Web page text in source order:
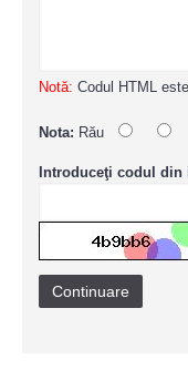
Notă: Codul HTML
Nota: Rău
Introduceţi codul din
Continuare